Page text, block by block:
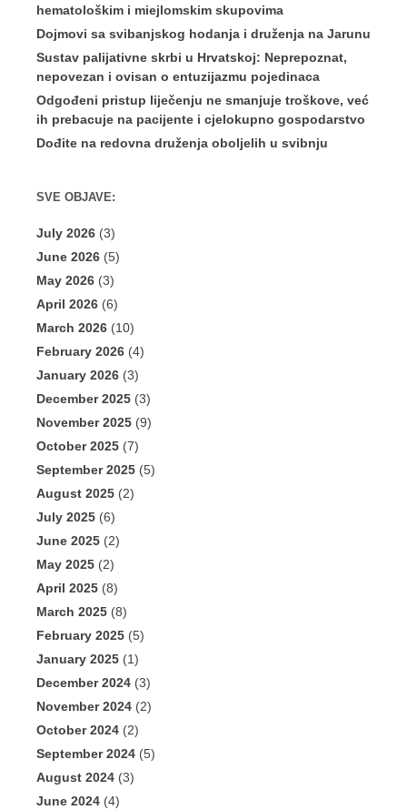
hematološkim i miejlomskim skupovima
Dojmovi sa svibanjskog hodanja i druženja na Jarunu
Sustav palijativne skrbi u Hrvatskoj: Neprepoznat,
nepovezan i ovisan o entuzijazmu pojedinaca
Odgođeni pristup liječenju ne smanjuje troškove, već
ih prebacuje na pacijente i cjelokupno gospodarstvo
Dođite na redovna druženja oboljelih u svibnju
SVE OBJAVE:
July 2026 (3)
June 2026 (5)
May 2026 (3)
April 2026 (6)
March 2026 (10)
February 2026 (4)
January 2026 (3)
December 2025 (3)
November 2025 (9)
October 2025 (7)
September 2025 (5)
August 2025 (2)
July 2025 (6)
June 2025 (2)
May 2025 (2)
April 2025 (8)
March 2025 (8)
February 2025 (5)
January 2025 (1)
December 2024 (3)
November 2024 (2)
October 2024 (2)
September 2024 (5)
August 2024 (3)
June 2024 (4)